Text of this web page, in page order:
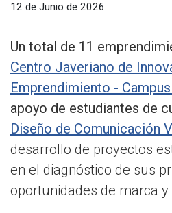
12 de Junio de 2026
Un total de 11
Centro Javeriano de
Emprendimiento -
apoyo de estudiantes de
Diseño de Comunicación
desarrollo de proyectos
en el diagnóstico de sus
oportunidades de marca